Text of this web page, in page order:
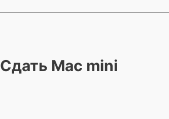
Сдать Mac mini